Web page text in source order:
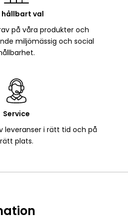
hållbart val
på våra produkter och
miljömässig och social
Service
leveranser i rätt tid och på
rätt plats.